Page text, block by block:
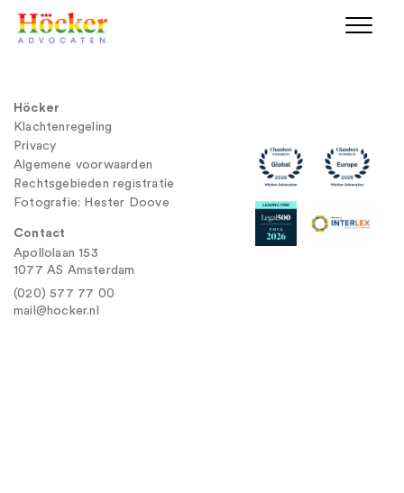
Höcker
Klachtenregeling
Privacy
Algemene voorwaarden
Rechtsgebieden registratie
Fotografie: Hester Doove
Contact
Apollolaan 153
1077 AS Amsterdam
(020) 577 77 00
mail@hocker.nl